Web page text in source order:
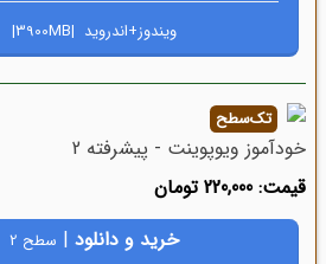
ویندوز+اندروید |3900MB|
تک‌سطح
خودآموز ویوپوینت - پیشرفته 2
قیمت: 220,000 تومان
خرید و دانلود | سطح 2